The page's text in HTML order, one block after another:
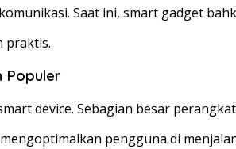
Saat ini, smart gadget
praktis.
Populer
device. Sebagian besar
pengguna di